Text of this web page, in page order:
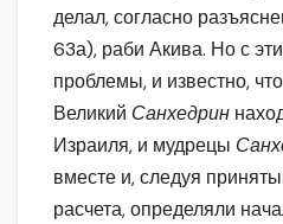
делал, согласно
63а), раби Акива. Но с
проблемы, и известно,
Великий Санхедрин
Израиля, и мудрецы
вместе и, следуя
расчета, определяли